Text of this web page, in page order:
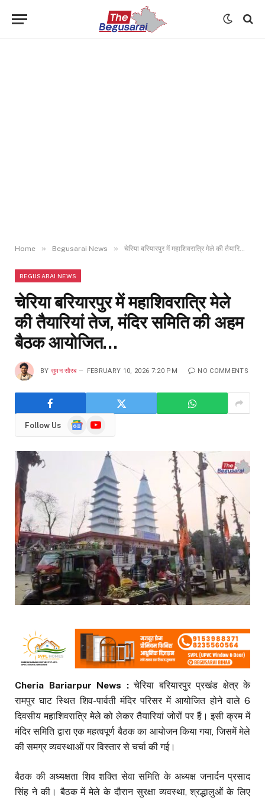
Home » Begusarai News » चेरिया बरियारपुर में महाशिवरात्रि मेले की तैयारियां तेज, मंदिर समिति की अहम बैठक आयोजित…
BEGUSARAI NEWS
चेरिया बरियारपुर में महाशिवरात्रि मेले
की तैयारियां तेज, मंदिर समिति की अहम
बैठक आयोजित…
BY सुमन सौरब FEBRUARY 10, 2026 7:20 PM NO COMMENTS
Follow Us
GoogleYouTube
Cheria Bariarpur News :चेरिया बरियारपुर प्रखंड क्षेत्र के
रामपुर घाट स्थित शिव-पार्वती मंदिर परिसर में आयोजित होने वाले 6
दिवसीय महाशिवरात्रि मेले को लेकर तैयारियां जोरों पर हैं। इसी क्रम में
मंदिर समिति द्वारा एक महत्वपूर्ण बैठक का आयोजन किया गया, जिसमें मेले
की समग्र व्यवस्थाओं पर विस्तार से चर्चा की गई।
बैठक की अध्यक्षता शिव शक्ति सेवा समिति के अध्यक्ष जनार्दन प्रसाद
सिंह ने की। बैठक में मेले के दौरान सुरक्षा व्यवस्था, श्रद्धालुओं के लिए